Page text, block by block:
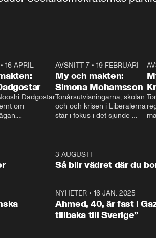
16 APRIL
Dadgostar
om
i val. Ska vi
sitter vi förstås
24:30
AVSNITT 7• 19 FEBRUARI
My och makten:
Simona Mohamsson
Tonårsutvisningarna, skolan
och och krisen i Liberalerna
står i fokus i det sjunde
kommentator My
Rohwedder ställer
utbildnings- och
Mohamsson till svars.
3 AUGUSTI
Så blir vädret där du
NYHETER• 16 JAN. 2025
Ahmed, 40, är fast i
tillbaka till Sverige”